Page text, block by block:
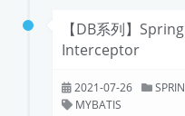
【DB系列】
Interceptor
2021-07-26
MYBATIS